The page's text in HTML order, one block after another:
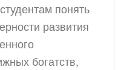
понять
развития
богатств,